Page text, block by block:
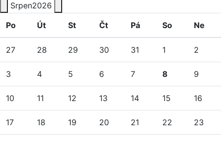
Srpen2026
Po
Út St Čt Pá So Ne
27 28 29 30 31 1 2
3 4 5 6 7 8 9
10 11 12 13 14 15 16
17 18 19 20 21 22 23